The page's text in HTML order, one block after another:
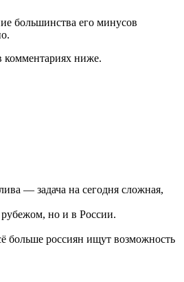
большинства его минусов
комментариях ниже.
— задача на сегодня сложная,
но и в России.
больше россиян ищут возможность